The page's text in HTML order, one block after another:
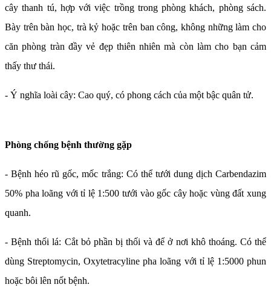
cây thanh tú, hợp với việc trồng trong phòng khách, phòng sách.
Bày trên bàn học, trà kỷ hoặc trên ban công, không những làm cho
căn phòng tràn đầy vẻ đẹp thiên nhiên mà còn làm cho bạn cảm
thấy thư thái.
- Ý nghĩa loài cây: Cao quý, có phong cách của một bậc quân tử.
Phòng chống bệnh thường gặp
- Bệnh héo rũ gốc, mốc trắng: Có thể tưới dung dịch Carbendazim
50% pha loãng với tỉ lệ 1:500 tưới vào gốc cây hoặc vùng đất xung
quanh.
- Bệnh thối lá: Cắt bỏ phần bị thối và để ở nơi khô thoáng. Có thể
dùng Streptomycin, Oxytetracyline pha loãng với tỉ lệ 1:5000 phun
hoặc bôi lên nốt bệnh.